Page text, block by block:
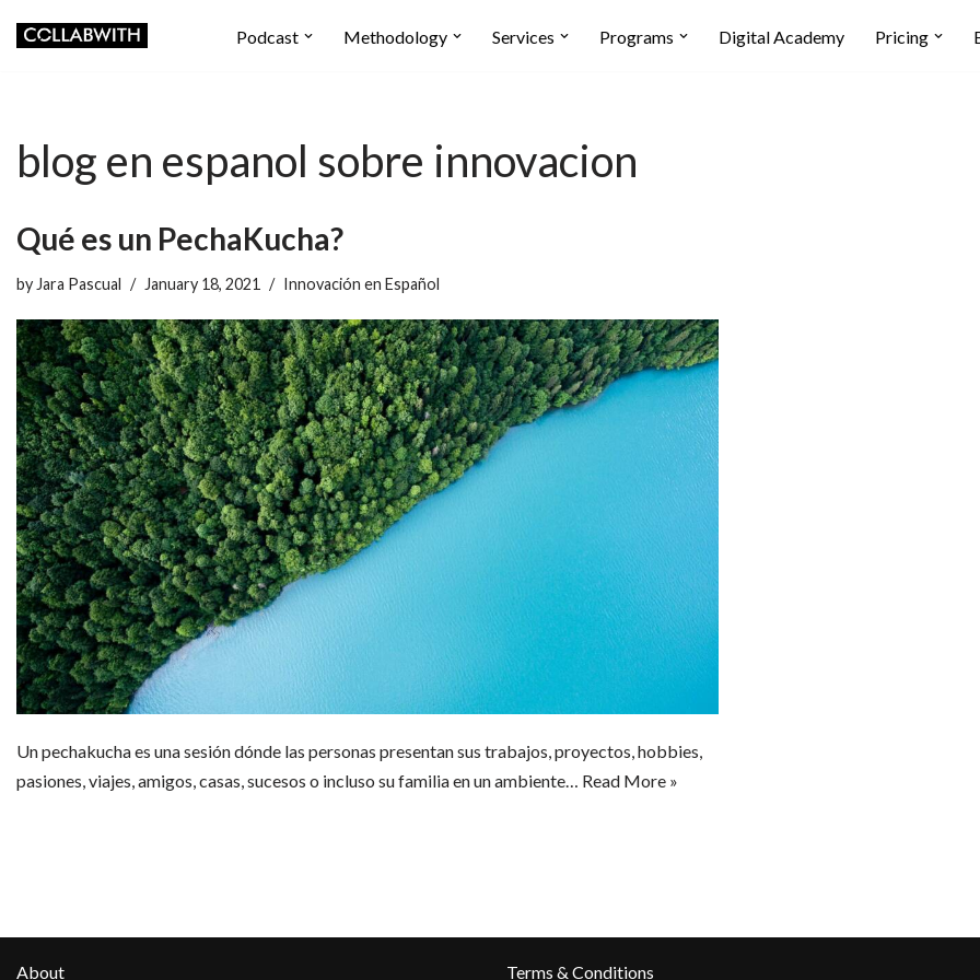
Podcast Methodology Services Programs Digital Academy Pricing
blog en espanol sobre innovacion
Qué es un PechaKucha?
by Jara Pascual January 18, 2021 Innovación en Español
Un pechakucha es una sesión dónde las personas presentan sus trabajos, proyectos, hobbies,
pasiones, viajes, amigos, casas, sucesos o incluso su familia en un ambiente… Read More »
About Terms & Conditions